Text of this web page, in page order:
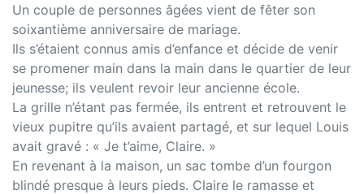
Un couple de personnes âgées vient de fêter son
soixantième anniversaire de mariage.
Ils s’étaient connus amis d’enfance et décide de venir
se promener main dans la main dans le quartier de leur
jeunesse; ils veulent revoir leur ancienne école.
La grille n’étant pas fermée, ils entrent et retrouvent le
vieux pupitre qu’ils avaient partagé, et sur lequel Louis
avait gravé : « Je t’aime, Claire. »
En revenant à la maison, un sac tombe d’un fourgon
blindé presque à leurs pieds. Claire le ramasse et